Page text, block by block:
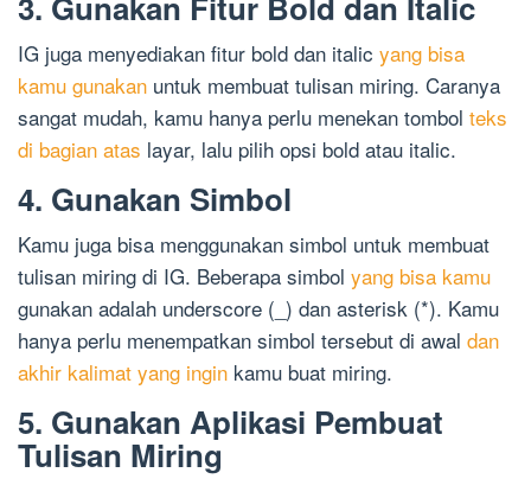
IG juga menyediakan fitur bold dan italic yang bisa
kamu gunakan untuk membuat tulisan miring. Caranya
sangat mudah, kamu hanya perlu menekan tombol teks
di bagian atas layar, lalu pilih opsi bold atau italic.
4. Gunakan Simbol
Kamu juga bisa menggunakan simbol untuk membuat
tulisan miring di IG. Beberapa simbol yang bisa kamu
gunakan adalah underscore (_) dan asterisk (*). Kamu
hanya perlu menempatkan simbol tersebut di awal dan
akhir kalimat yang ingin kamu buat miring.
5. Gunakan Aplikasi Pembuat
Tulisan Miring